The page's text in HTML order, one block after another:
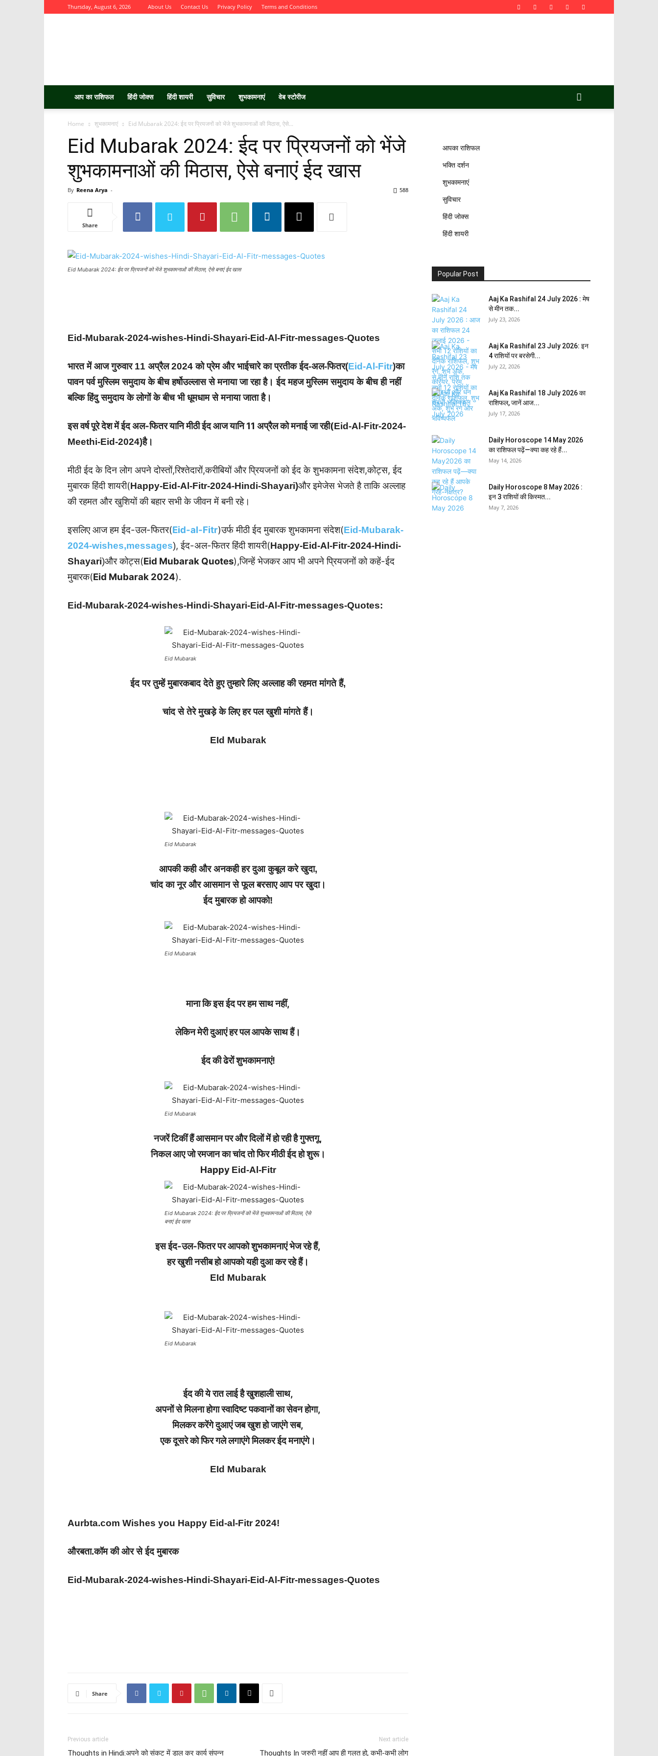
Thursday, August 6, 2026 About Us Contact Us Privacy Policy Terms and Conditions
आप का राशिफल हिंदी जोक्स हिंदी शायरी सुविचार शुभकामनाएं वेब स्टोरीज
Home शुभकामनाएं Eid Mubarak 2024: ईद पर प्रियजनों को भेंजे शुभकामनाओं की मिठास, ऐसे...
Eid Mubarak 2024: ईद पर प्रियजनों को भेंजे
शुभकामनाओं की मिठास, ऐसे बनाएं ईद खास
By Reena Arya - 588
Share
Eid Mubarak 2024: ईद पर प्रियजनों को भेंजे शुभकामनाओं की मिठास, ऐसे बनाएं ईद खास
Eid-Mubarak-2024-wishes-Hindi-Shayari-Eid-Al-Fitr-messages-Quotes
भारत में आज गुरुवार 11 अप्रैल 2024 को प्रेम और भाईचारे का प्रतीक ईद-अल-फितर(Eid-Al-Fitr)का
पावन पर्व मुस्लिम समुदाय के बीच हर्षोउल्लास से मनाया जा रहा है। ईद महज मुस्लिम समुदाय के बीच ही नहीं
बल्कि हिंदु समुदाय के लोगों के बीच भी धूमधाम से मनाया जाता है।
इस वर्ष पूरे देश में ईद अल-फितर यानि मीठी ईद आज यानि 11 अप्रैल को मनाई जा रही(Eid-Al-Fitr-2024-
Meethi-Eid-2024)है।
मीठी ईद के दिन लोग अपने दोस्तों,रिश्तेदारों,करीबियों और प्रियजनों को ईद के शुभकामना संदेश,कोट्स, ईद
मुबारक हिंदी शायरी(Happy-Eid-Al-Fitr-2024-Hindi-Shayari)और इमेजेस भेजते है ताकि अल्लाह
की रहमत और खुशियों की बहार सभी के जीवन में बनी रहे।
इसलिए आज हम ईद-उल-फितर(Eid-al-Fitr)उर्फ मीठी ईद मुबारक शुभकामना संदेश(Eid-Mubarak-
2024-wishes,messages), ईद-अल-फितर हिंदी शायरी(Happy-Eid-Al-Fitr-2024-Hindi-
Shayari)और कोट्स(Eid Mubarak Quotes),जिन्हें भेजकर आप भी अपने प्रियजनों को कहें-ईद
मुबारक(Eid Mubarak 2024).
Eid-Mubarak-2024-wishes-Hindi-Shayari-Eid-Al-Fitr-messages-Quotes:
Eid Mubarak
ईद पर तुम्हें मुबारकबाद देते हुए तुम्हारे लिए अल्लाह की रहमत मांगते हैं,
चांद से तेरे मुखड़े के लिए हर पल खुशी मांगते हैं।
EId Mubarak
Eid Mubarak
आपकी कही और अनकही हर दुआ कुबूल करे खुदा,
चांद का नूर और आसमान से फूल बरसाए आप पर खुदा।
ईद मुबारक हो आपको!
Eid Mubarak
माना कि इस ईद पर हम साथ नहीं,
लेकिन मेरी दुआएं हर पल आपके साथ हैं।
ईद की ढेरों शुभकामनाएं!
Eid Mubarak
नजरें टिकीं हैं आसमान पर और दिलों में हो रही है गुफ्तगू,
निकल आए जो रमजान का चांद तो फिर मीठी ईद हो शुरू।
Happy Eid-Al-Fitr
Eid Mubarak 2024: ईद पर प्रियजनों को भेंजे शुभकामनाओं की मिठास, ऐसे
बनाएं ईद खास
इस ईद-उल-फितर पर आपको शुभकामनाएं भेज रहे हैं,
हर खुशी नसीब हो आपको यही दुआ कर रहे हैं।
EId Mubarak
Eid Mubarak
ईद की ये रात लाई है खुशहाली साथ,
अपनों से मिलना होगा स्वादिष्ट पकवानों का सेवन होगा,
मिलकर करेंगे दुआएं जब खुश हो जाएंगे सब,
एक दूसरे को फिर गले लगाएंगे मिलकर ईद मनाएंगे।
EId Mubarak
Aurbta.com Wishes you Happy Eid-al-Fitr 2024!
औरबता.कॉम की ओर से ईद मुबारक
Eid-Mubarak-2024-wishes-Hindi-Shayari-Eid-Al-Fitr-messages-Quotes
Share
Previous article
Thoughts in Hindi:अपने को संकट में डाल कर कार्य संपन्न
Next article
Thoughts In जरुरी नहीं आप ही गलत हो, कभी-कभी लोग
आपका राशिफल
भक्ति दर्शन
शुभकामनाएं
सुविचार
हिंदी जोक्स
हिंदी शायरी
Popular Post
Aaj Ka Rashifal 24 July 2026 : मेष
से मीन तक...
July 23, 2026
Aaj Ka Rashifal 23 July 2026: इन
4 राशियों पर बरसेगी...
July 22, 2026
Aaj Ka Rashifal 18 July 2026 का
राशिफल, जानें आज...
July 17, 2026
Daily Horoscope 14 May 2026
का राशिफल पढ़ें—क्या कह रहे हैं...
May 14, 2026
Daily Horoscope 8 May 2026 :
इन 3 राशियों की किस्मत...
May 7, 2026